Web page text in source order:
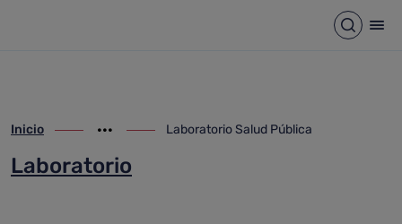
Laboratorio Salud PúblicaAbrir
ir-a inicio
Inicio
Mostrar opciones del camino de migas
ir-a Laboratorio Salud Pública
Laboratorio Salud Pública
Laboratorio